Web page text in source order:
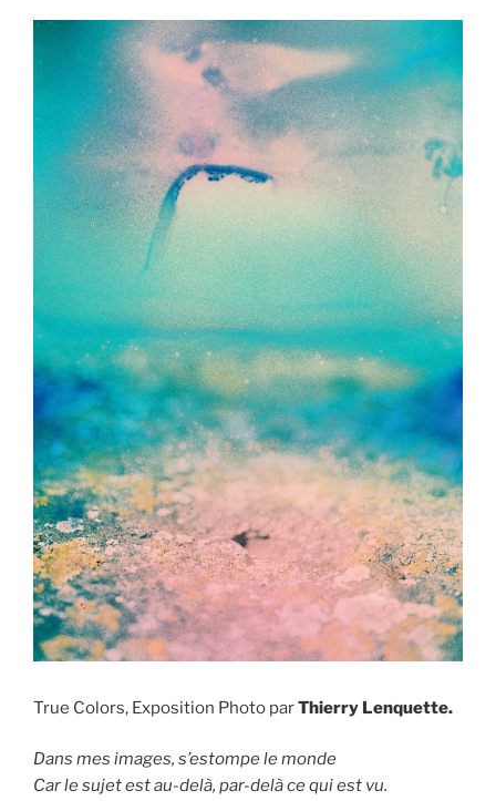
True Colors, Exposition Photo parThierry Lenquette.
Dans mes images, s’estompe le monde
Car le sujet est au-delà, par-delà ce qui est vu.